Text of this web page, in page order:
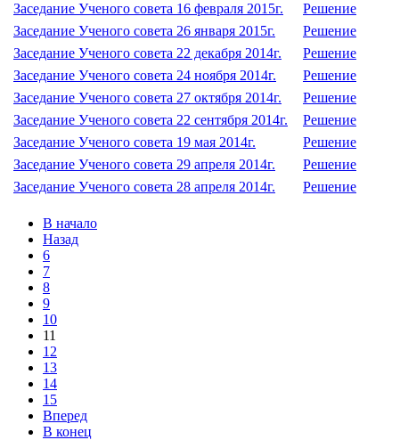
Заседание Ученого совета 16 февраля 2015г.
Решение
Заседание Ученого совета 26 января 2015г.
Решение
Заседание Ученого совета 22 декабря 2014г.
Решение
Заседание Ученого совета 24 ноября 2014г.
Решение
Заседание Ученого совета 27 октября 2014г.
Решение
Заседание Ученого совета 22 сентября 2014г.
Решение
Заседание Ученого совета 19 мая 2014г.
Решение
Заседание Ученого совета 29 апреля 2014г.
Решение
Заседание Ученого совета 28 апреля 2014г.
Решение
В начало
Назад
6
7
8
9
10
11
12
13
14
15
Вперед
В конец